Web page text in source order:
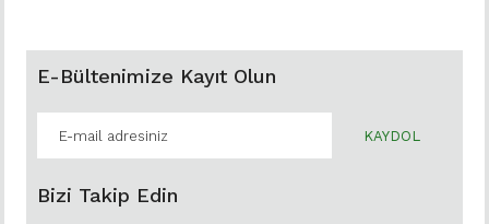
E-Bültenimize Kayıt Olun
KAYDOL
Bizi Takip Edin